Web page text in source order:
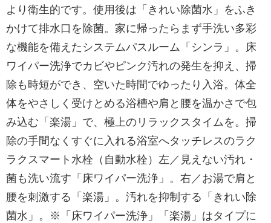
より衛生的です。使用後は「きれい除菌水」をふき
かけて排水口を除菌。家に帰ったらまず手洗い多彩
な機能を備えたシステムパスルーム「シンラ」。床
ワイパー洗浄でカビやピンク汚れの発生を抑え、掃
除も時短ができ、空いた時間でゆったり入浴。体全
体をやさしく受けとめる浴槽や肩と腰を温かさで包
み込む「楽湯」で、極上のリラックスタイムを。掃
除の手間なくすぐに入れる浴室へタッチレスのラク
ラクスマート⽔栓（自動水栓）左／見えない汚れ・
菌も洗い流す「床ワイパー洗浄」。右／お湯で肩と
腰を刺激する「楽湯」。汚れを抑制する「きれい除
菌水」。※「床ワイパー洗浄」「楽湯」はタイプに